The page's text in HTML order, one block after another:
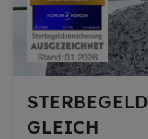
GLEICH